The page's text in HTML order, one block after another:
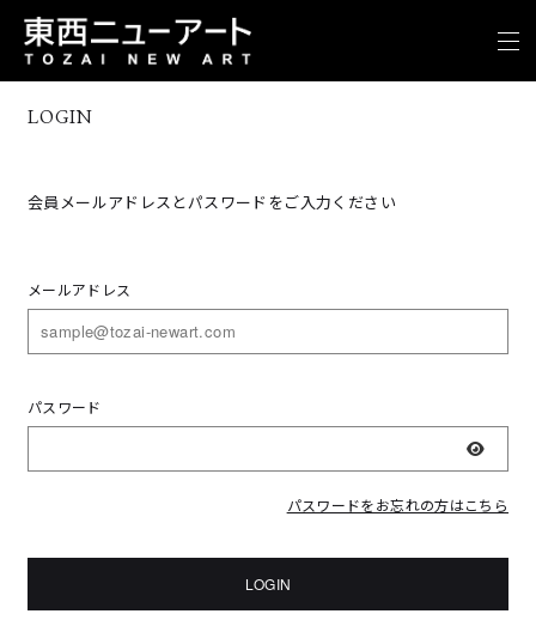
LOGIN
会員メールアドレスとパスワードをご入力ください
メールアドレス
パスワード
表示
パスワードをお忘れの方はこちら
LOGIN